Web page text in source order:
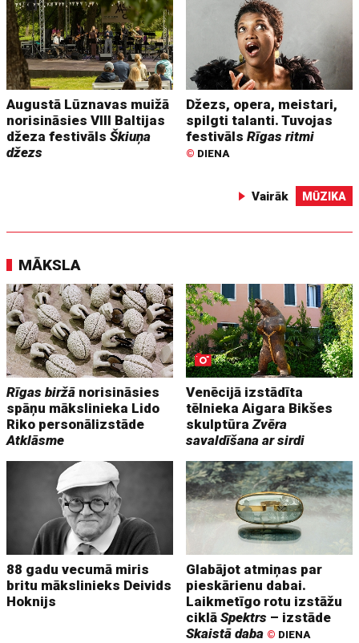
Augustā Lūznavas muižā
norisināsies VIII Baltijas
džeza festivālsŠkiuņa
džezs
Džezs, opera, meistari,
spilgti talanti. Tuvojas
festivālsRīgas ritmi
© DIENA
Vairāk MŪZIKA
MĀKSLA
Rīgas biržā norisināsies
spāņu mākslinieka Lido
Riko personālizstāde
Atklāsme
Venēcijā izstādīta
tēlnieka Aigara Bikšes
skulptūraZvēra
savaldīšana ar sirdi
88 gadu vecumā miris
britu mākslinieks Deivids
Hoknijs
Glabājot atmiņas par
pieskārienu dabai.
Laikmetīgo rotu izstāžu
ciklāSpektrs – izstāde
Skaistā daba © DIENA